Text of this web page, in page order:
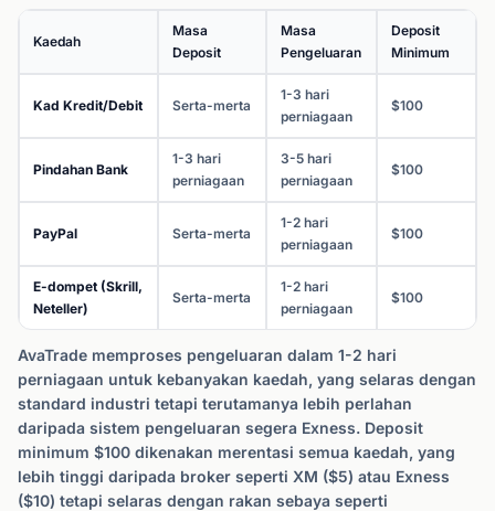
Kaedah
Masa
Deposit
Masa
Pengeluaran
Deposit
Minimum
Kad Kredit/Debit Serta-merta
1-3 hari
perniagaan
$100
Pindahan Bank
1-3 hari
perniagaan
3-5 hari
perniagaan
$100
PayPal Serta-merta
1-2 hari
perniagaan
$100
E-dompet (Skrill,
Neteller)
Serta-merta
1-2 hari
perniagaan
$100
AvaTrade memproses pengeluaran dalam 1-2 hari
perniagaan untuk kebanyakan kaedah, yang selaras dengan
standard industri tetapi terutamanya lebih perlahan
daripada sistem pengeluaran segera Exness. Deposit
minimum $100 dikenakan merentasi semua kaedah, yang
lebih tinggi daripada broker seperti XM ($5) atau Exness
($10) tetapi selaras dengan rakan sebaya seperti